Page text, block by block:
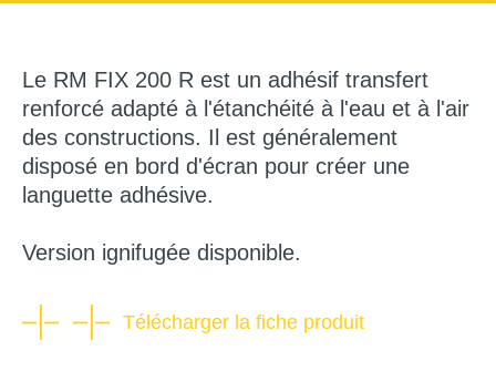
Le RM FIX 200 R est un adhésif transfert
renforcé adapté à l'étanchéité à l'eau et à l'air
des constructions. Il est généralement
disposé en bord d'écran pour créer une
languette adhésive.
Version ignifugée disponible.
Télécharger la fiche produit